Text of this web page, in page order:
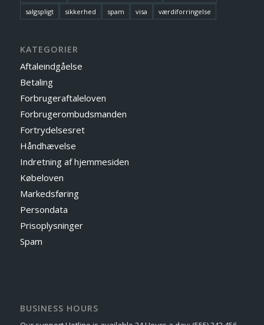
salgspligt
sikkerhed spam visa værdiforringelse
KATEGORIER
Aftaleindgåelse
Betaling
Forbrugeraftaleloven
Forbrugerombudsmanden
Fortrydelsesret
Håndhævelse
Indretning af hjemmesiden
Købeloven
Markedsføring
Persondata
Prisoplysninger
Spam
BUSINESS HOURS